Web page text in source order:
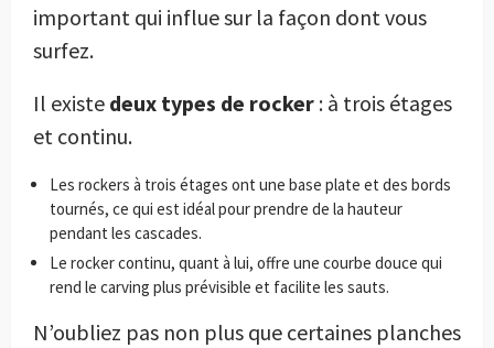
important qui influe sur la façon dont vous
surfez.
Il existe deux types de rocker : à trois étages
et continu.
Les rockers à trois étages ont une base plate et des bords
tournés, ce qui est idéal pour prendre de la hauteur
pendant les cascades.
Le rocker continu, quant à lui, offre une courbe douce qui
rend le carving plus prévisible et facilite les sauts.
N’oubliez pas non plus que certaines planches